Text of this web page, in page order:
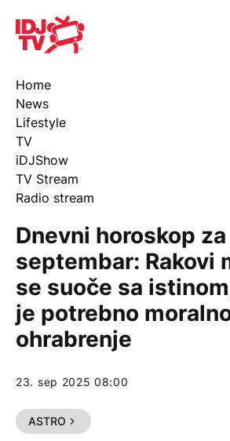
IDJ TV
Home
News
Lifestyle
TV
iDJShow
TV Stream
Radio stream
Dnevni horoskop
septembar: Rakovi
se suoče sa
je potrebno
ohrabrenje
23. sep 2025 08:00
ASTRO